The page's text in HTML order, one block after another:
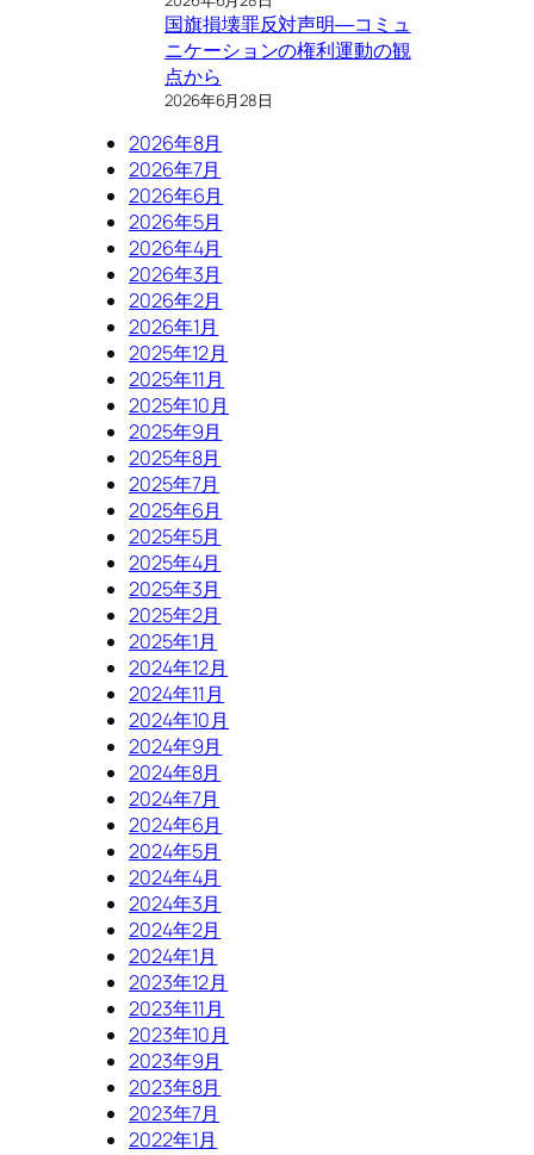
国旗損壊罪反対声明―コミュ
ニケーションの権利運動の観
点から
2026年6月28日
2026年8月
2026年7月
2026年6月
2026年5月
2026年4月
2026年3月
2026年2月
2026年1月
2025年12月
2025年11月
2025年10月
2025年9月
2025年8月
2025年7月
2025年6月
2025年5月
2025年4月
2025年3月
2025年2月
2025年1月
2024年12月
2024年11月
2024年10月
2024年9月
2024年8月
2024年7月
2024年6月
2024年5月
2024年4月
2024年3月
2024年2月
2024年1月
2023年12月
2023年11月
2023年10月
2023年9月
2023年8月
2023年7月
2022年1月